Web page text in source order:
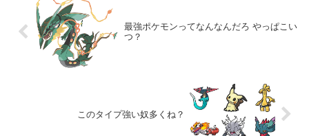
最強ポケモンってなんなんだろ やっぱこい
つ？
このタイプ強い奴多くね？